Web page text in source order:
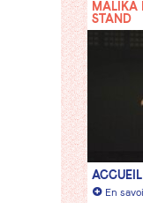
MALIKA
STAND
+ En